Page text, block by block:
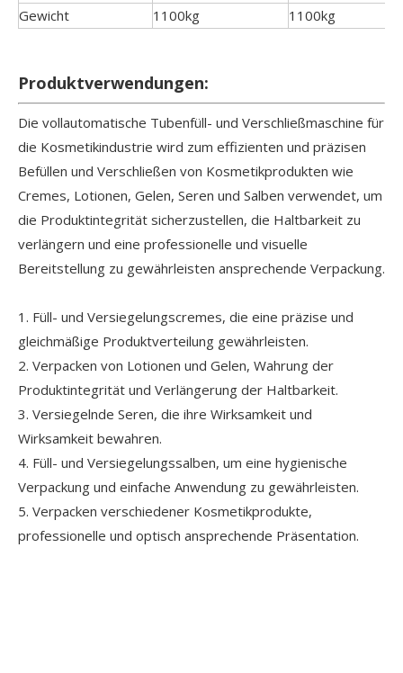
Gewicht
1100kg 1100kg
Produktverwendungen:
Die vollautomatische Tubenfüll- und Verschließmaschine für
die Kosmetikindustrie wird zum effizienten und präzisen
Befüllen und Verschließen von Kosmetikprodukten wie
Cremes, Lotionen, Gelen, Seren und Salben verwendet, um
die Produktintegrität sicherzustellen, die Haltbarkeit zu
verlängern und eine professionelle und visuelle
Bereitstellung zu gewährleisten ansprechende Verpackung.
1. Füll- und Versiegelungscremes, die eine präzise und
gleichmäßige Produktverteilung gewährleisten.
2. Verpacken von Lotionen und Gelen, Wahrung der
Produktintegrität und Verlängerung der Haltbarkeit.
3. Versiegelnde Seren, die ihre Wirksamkeit und
Wirksamkeit bewahren.
4. Füll- und Versiegelungssalben, um eine hygienische
Verpackung und einfache Anwendung zu gewährleisten.
5. Verpacken verschiedener Kosmetikprodukte,
professionelle und optisch ansprechende Präsentation.